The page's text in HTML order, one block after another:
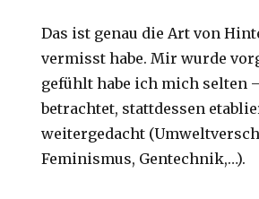
Das ist genau die Art von
vermisst habe. Mir wurde
gefühlt habe ich mich selten
betrachtet, stattdessen
weitergedacht
Feminismus, Gentechnik,…).